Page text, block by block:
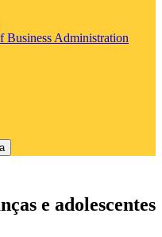
Administration
e adolescentes